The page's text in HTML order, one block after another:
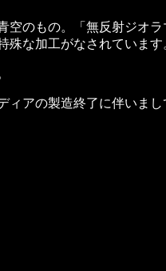
空のもの。「無反射ジオ
殊な加工がなされています
ィアの製造終了に伴いま